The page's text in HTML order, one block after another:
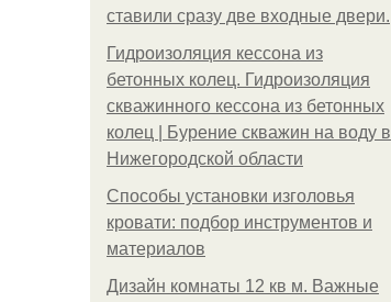
ставили сразу две входные двери.
Гидроизоляция кессона из
бетонных колец. Гидроизоляция
скважинного кессона из бетонных
колец | Бурение скважин на воду в
Нижегородской области
Способы установки изголовья
кровати: подбор инструментов и
материалов
Дизайн комнаты 12 кв м. Важные